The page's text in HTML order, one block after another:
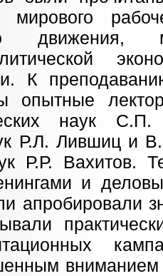
мирового
движения,
К
опытные
наук С.П.
Р.Л. Лившиц и
Р.Р. Вахитов.
и
апробировали
вниманием